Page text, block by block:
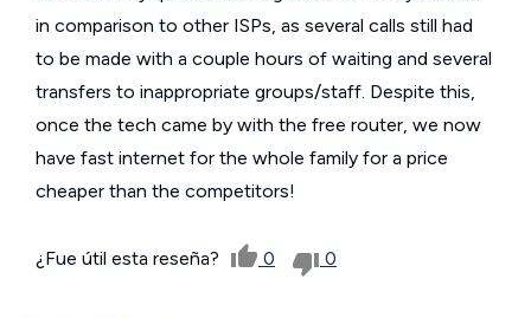
in comparison to other ISPs, as several calls still had
to be made with a couple hours of waiting and several
transfers to inappropriate groups/staff. Despite this,
once the tech came by with the free router, we now
have fast internet for the whole family for a price
cheaper than the competitors!
¿Fue útil esta reseña? 0 0